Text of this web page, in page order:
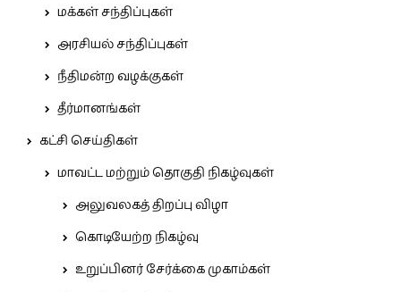
மக்கள் சந்திப்புகள்
அரசியல் சந்திப்புகள்
நீதிமன்ற வழக்குகள்
தீர்மானங்கள்
கட்சி செய்திகள்
மாவட்ட மற்றும் தொகுதி நிகழ்வுகள்
அலுவலகத் திறப்பு விழா
கொடியேற்ற நிகழ்வு
உறுப்பினர் சேர்க்கை முகாம்கள்